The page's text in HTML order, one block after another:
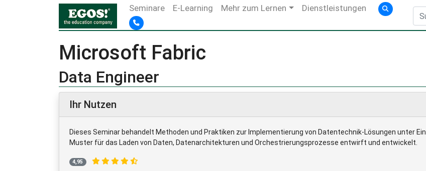
Seminare E-Learning Mehr zum Lernen Dienstleistungen
Microsoft Fabric
Data Engineer
Ihr Nutzen
Dieses Seminar behandelt Methoden und Praktiken zur Implementierung von Datentechnik-Lösungen unter
Muster für das Laden von Daten, Datenarchitekturen und Orchestrierungsprozesse entwirft und entwickelt.
4,95